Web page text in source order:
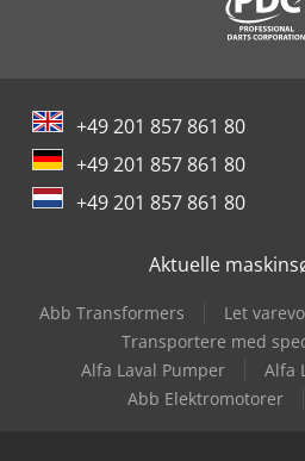
Haas Umc-750
Kami Fkm 560 Hsa Ii-1
Mecal Mc 304 Atlas
Stama Mc 331
+49 201 857 861 80
+49 201 857 861 80
+49 201 857 861 80
Aktuelle
Abb Transformers
Let
Transportere med
Alfa Laval Pumper
Alfa
Abb Elektromotorer